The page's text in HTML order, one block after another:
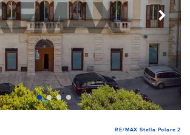
RE/MAX Stella Polare 2